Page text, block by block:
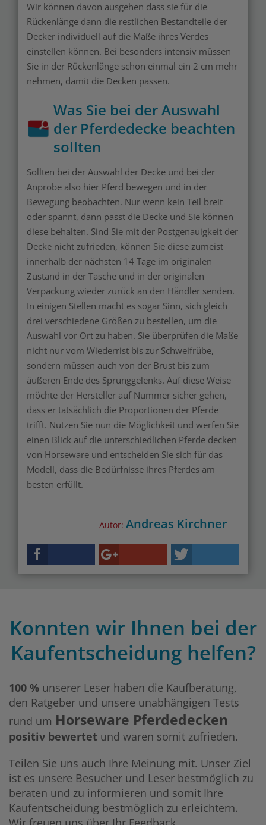
Wir können davon ausgehen dass sie für die
Rückenlänge dann die restlichen Bestandteile der
Decker individuell auf die Maße ihres Verdes
einstellen können. Bei besonders intensiv müssen
Sie in der Rückenlänge schon einmal ein 2 cm mehr
nehmen, damit die Decken passen.
Was Sie bei der Auswahl
der Pferdedecke beachten
sollten
Sollten bei der Auswahl der Decke und bei der
Anprobe also hier Pferd bewegen und in der
Bewegung beobachten. Nur wenn kein Teil breit
oder spannt, dann passt die Decke und Sie können
diese behalten. Sind Sie mit der Postgenauigkeit der
Decke nicht zufrieden, können Sie diese zumeist
innerhalb der nächsten 14 Tage im originalen
Zustand in der Tasche und in der originalen
Verpackung wieder zurück an den Händler senden.
In einigen Stellen macht es sogar Sinn, sich gleich
drei verschiedene Größen zu bestellen, um die
Auswahl vor Ort zu haben. Sie überprüfen die Maße
nicht nur vom Wiederrist bis zur Schweifrübe,
sondern müssen auch von der Brust bis zum
äußeren Ende des Sprunggelenks. Auf diese Weise
möchte der Hersteller auf Nummer sicher gehen,
dass er tatsächlich die Proportionen der Pferde
trifft. Nutzen Sie nun die Möglichkeit und werfen Sie
einen Blick auf die unterschiedlichen Pferde decken
von Horseware und entscheiden Sie sich für das
Modell, dass die Bedürfnisse ihres Pferdes am
besten erfüllt.
Autor: Andreas Kirchner
Konnten wir Ihnen bei der
Kaufentscheidung helfen?
100 % unserer Leser haben die Kaufberatung,
den Ratgeber und unsere unabhängigen Tests
rund um Horseware Pferdedecken
positiv bewertet und waren somit zufrieden.
Teilen Sie uns auch Ihre Meinung mit. Unser Ziel
ist es unsere Besucher und Leser bestmöglich zu
beraten und zu informieren und somit Ihre
Kaufentscheidung bestmöglich zu erleichtern.